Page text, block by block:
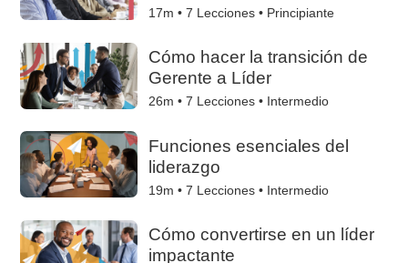
17m •7 Lecciones • Principiante
Cómo hacer la transición de
Gerente a Líder
26m •7 Lecciones • Intermedio
Funciones esenciales del
liderazgo
19m •7 Lecciones • Intermedio
Cómo convertirse en un líder
impactante